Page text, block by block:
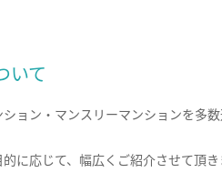
いて
ョン・マンスリーマンションを多
に応じて、幅広くご紹介させて頂き